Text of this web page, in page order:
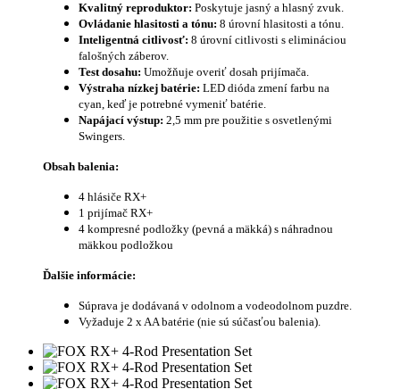
Kvalitný reproduktor: Poskytuje jasný a hlasný zvuk.
Ovládanie hlasitosti a tónu: 8 úrovní hlasitosti a tónu.
Inteligentná citlivosť: 8 úrovní citlivosti s elimináciou
falošných záberov.
Test dosahu: Umožňuje overiť dosah prijímača.
Výstraha nízkej batérie: LED dióda zmení farbu na
cyan, keď je potrebné vymeniť batérie.
Napájací výstup: 2,5 mm pre použitie s osvetlenými
Swingers.
Obsah balenia:
4 hlásiče RX+
1 prijímač RX+
4 kompresné podložky (pevná a mäkká) s náhradnou
mäkkou podložkou
Ďalšie informácie:
Súprava je dodávaná v odolnom a vodeodolnom puzdre.
Vyžaduje 2 x AA batérie (nie sú súčasťou balenia).